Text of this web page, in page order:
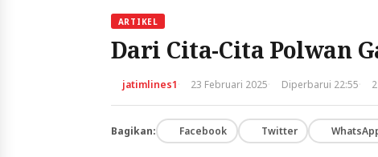
ARTIKEL
Dari Cita-Cita Polwan
jatimlines1· 23 Februari 2025· Diperbarui 22:55·
Bagikan: Facebook Twitter